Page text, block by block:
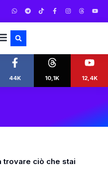
44K 10,1K 12,4K
trovare ciò che stai